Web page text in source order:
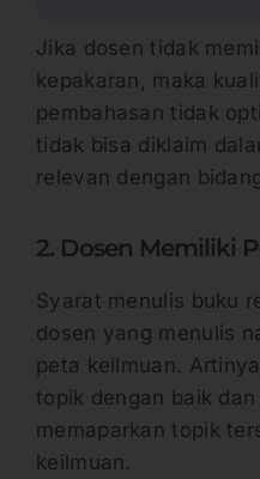
Jika dosen tidak
kepakaran, maka
pembahasan tidak
tidak bisa diklaim
relevan dengan
2. Dosen Memiliki
Syarat menulis buku
dosen yang menulis
peta keilmuan.
topik dengan baik
memaparkan topik
keilmuan.